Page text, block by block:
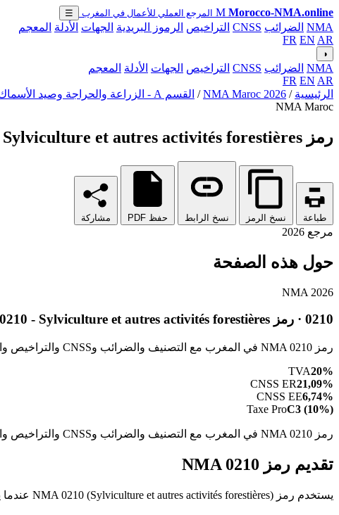
M Morocco-NMA.online المرجع العملي للأعمال في المغرب ☰
NMA الضرائب CNSS التراخيص الرموز البريدية الجهات الأدلة المعجم
FR EN AR
◑
NMA الضرائب CNSS التراخيص الجهات الأدلة المعجم
FR EN AR
الرئيسية /
NMA Maroc 2026
/ القسم A - الزراعة والحراجة وصيد الأسماك
NMA Maroc
رمز NMA 0210 - Sylviculture et autres activités forestières
طباعة نسخ الرمز نسخ الرابط حفظ PDF مشاركة
مرجع 2026
حول هذه الصفحة
NMA 2026
0210 · رمز NMA 0210 - Sylviculture et autres activités forestières
رمز NMA 0210 في المغرب مع التصنيف والضرائب وCNSS والتراخيص والأشكال القانونية للنشاط Sylviculture et autres activités forestières.
TVA20%
CNSS ER21,09%
CNSS EE6,74%
Taxe ProC3 (10%)
رمز NMA 0210 في المغرب مع التصنيف والضرائب وCNSS والتراخيص والأشكال القانونية للنشاط Sylviculture et autres activités forestières.
تقديم رمز NMA 0210
يستخدم رمز NMA 0210 (Sylviculture et autres activités forestières) عندما يطابق النشاط الرئيسي هذا الوصف بدقة داخل الفرع 02 (Sylviculture et exploitation forestière). تحقق من الرموز المجاورة قبل الايداع.